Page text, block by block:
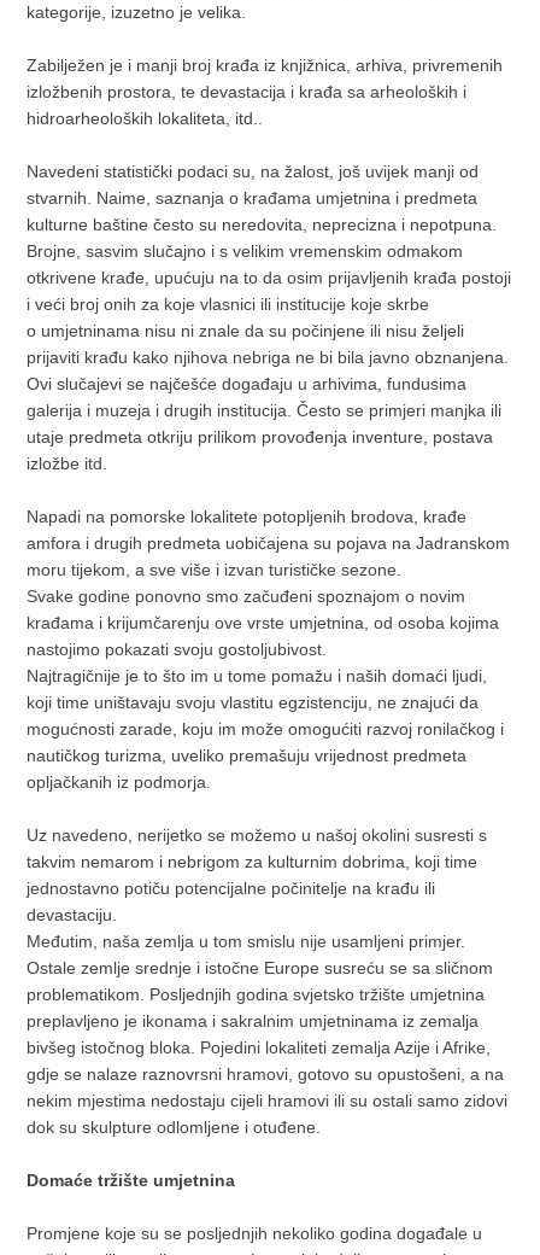
kategorije, izuzetno je velika.
Zabilježen je i manji broj krađa iz knjižnica, arhiva, privremenih
izložbenih prostora, te devastacija i krađa sa arheoloških i
hidroarheoloških lokaliteta, itd..
Navedeni statistički podaci su, na žalost, još uvijek manji od
stvarnih. Naime, saznanja o krađama umjetnina i predmeta
kulturne baštine često su neredovita, neprecizna i nepotpuna.
Brojne, sasvim slučajno i s velikim vremenskim odmakom
otkrivene krađe, upućuju na to da osim prijavljenih krađa postoji
i veći broj onih za koje vlasnici ili institucije koje skrbe
o umjetninama nisu ni znale da su počinjene ili nisu željeli
prijaviti krađu kako njihova nebriga ne bi bila javno obznanjena.
Ovi slučajevi se najčešće događaju u arhivima, fundusima
galerija i muzeja i drugih institucija. Često se primjeri manjka ili
utaje predmeta otkriju prilikom provođenja inventure, postava
izložbe itd.
Napadi na pomorske lokalitete potopljenih brodova, krađe
amfora i drugih predmeta uobičajena su pojava na Jadranskom
moru tijekom, a sve više i izvan turističke sezone.
Svake godine ponovno smo začuđeni spoznajom o novim
krađama i krijumčarenju ove vrste umjetnina, od osoba kojima
nastojimo pokazati svoju gostoljubivost.
Najtragičnije je to što im u tome pomažu i naših domaći ljudi,
koji time uništavaju svoju vlastitu egzistenciju, ne znajući da
mogućnosti zarade, koju im može omogućiti razvoj ronilačkog i
nautičkog turizma, uveliko premašuju vrijednost predmeta
opljačkanih iz podmorja.
Uz navedeno, nerijetko se možemo u našoj okolini susresti s
takvim nemarom i nebrigom za kulturnim dobrima, koji time
jednostavno potiču potencijalne počinitelje na krađu ili
devastaciju.
Međutim, naša zemlja u tom smislu nije usamljeni primjer.
Ostale zemlje srednje i istočne Europe susreću se sa sličnom
problematikom. Posljednjih godina svjetsko tržište umjetnina
preplavljeno je ikonama i sakralnim umjetninama iz zemalja
bivšeg istočnog bloka. Pojedi­ni lokaliteti zemalja Azije i Afrike,
gdje se nalaze raznovrsni hramovi, gotovo su opustošeni, a na
nekim mjestima nedostaju cijeli hramovi ili su ostali samo zidovi
dok su skulpture odlomljene i otuđene.
Domaće tržište umjetnina
Promjene koje su se posljednjih nekoliko godina događale u